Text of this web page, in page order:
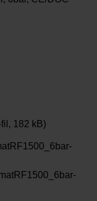
182 kB)